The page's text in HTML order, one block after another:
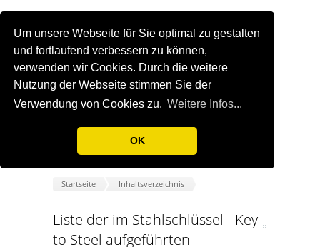
Um unsere Webseite für Sie optimal zu gestalten
und fortlaufend verbessern zu können,
verwenden wir Cookies. Durch die weitere
Nutzung der Webseite stimmen Sie der
Verwendung von Cookies zu. Weitere Infos...
OK
Startseite Inhaltsverzeichnis
Liste der im Stahlschlüssel - Key
to Steel aufgeführten